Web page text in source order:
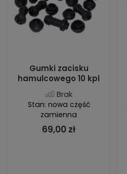
Gumki zacisku
hamulcowego 10 kpl
Brak
Stan: nowa część
zamienna
69,00 zł